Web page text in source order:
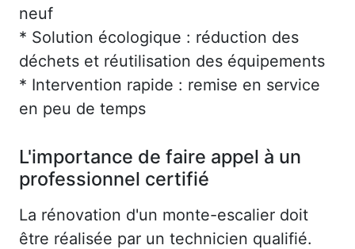
neuf
* Solution écologique : réduction des
déchets et réutilisation des équipements
* Intervention rapide : remise en service
en peu de temps
L'importance de faire appel à un
professionnel certifié
La rénovation d'un monte-escalier doit
être réalisée par un technicien qualifié.